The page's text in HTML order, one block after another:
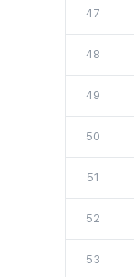
47
48
49
50
51
52
53